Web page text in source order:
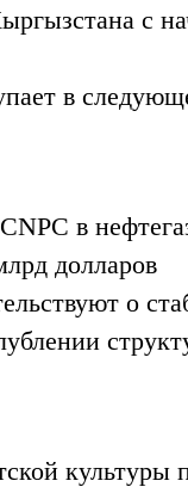
с
в
в
долларов
о
культуры